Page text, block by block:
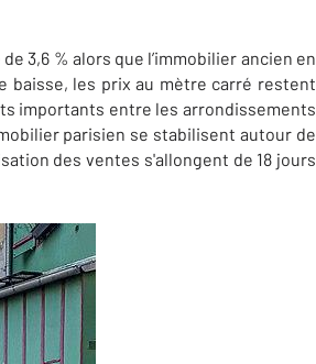
3,6 % alors que l’immobilier ancien en
baisse, les prix au mètre carré restent
importants entre les arrondissements
parisien se stabilisent autour de
des ventes s'allongent de 18 jours